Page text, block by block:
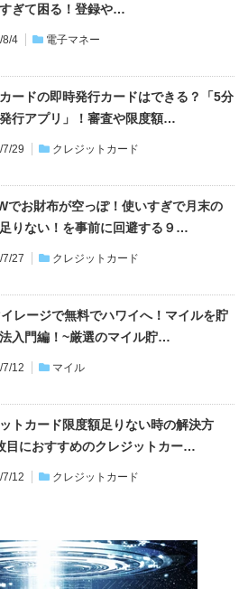
ぎて困る！登録や…
8/4 電子マネー
ードの即時発行カードはできる？「5分
行アプリ」！審査や限度額…
29 クレジットカード
でお財布が空っぽ！使いすぎで月末の
りない！を事前に回避する９…
27 クレジットカード
レージで無料でハワイへ！マイルを貯
入門編！~厳選のマイル貯…
12 マイル
トカード限度額足りない時の解決方
目におすすめのクレジットカー…
12 クレジットカード